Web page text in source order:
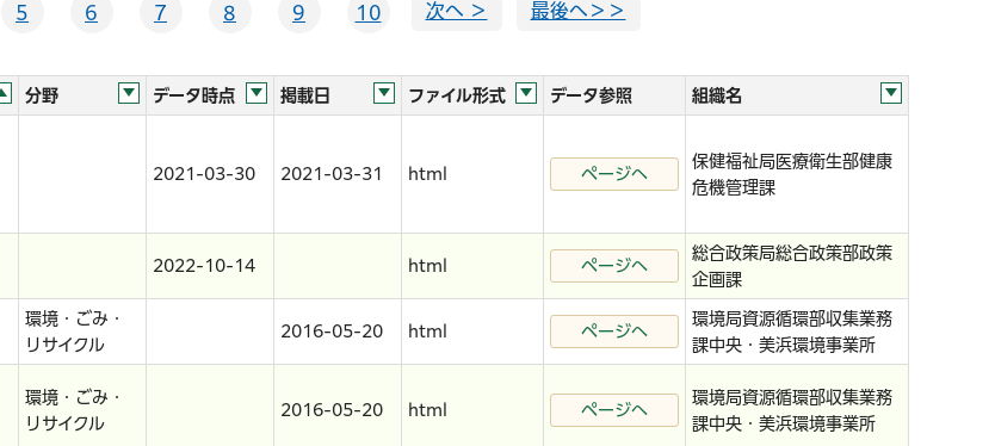
5 6 7 8 9 10 次へ ＞ 最後へ＞＞
分野 データ時点 掲載日 ファイル形式 データ参照 組織名
2021-03-30 2021-03-31 html ページへ
保健福祉局医療衛生部健康
危機管理課
2022-10-14 html ページへ
総合政策局総合政策部政策
企画課
環境・ごみ・
リサイクル
2016-05-20 html ページへ
環境局資源循環部収集業務
課中央・美浜環境事業所
環境・ごみ・
リサイクル
2016-05-20 html ページへ
環境局資源循環部収集業務
課中央・美浜環境事業所